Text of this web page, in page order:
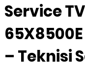
Service
– Teknisi